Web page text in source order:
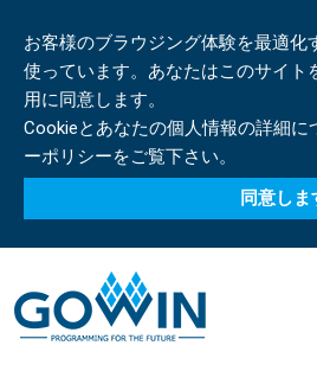
お客様のブラウジング体験を最適化
使っています。あなたはこのサイト
用に同意します。
Cookieとあなたの個人情報の詳細
ーポリシーをご覧下さい。
同意しま